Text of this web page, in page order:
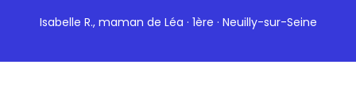
Isabelle R., maman de Léa · 1ère · Neuilly-sur-Seine